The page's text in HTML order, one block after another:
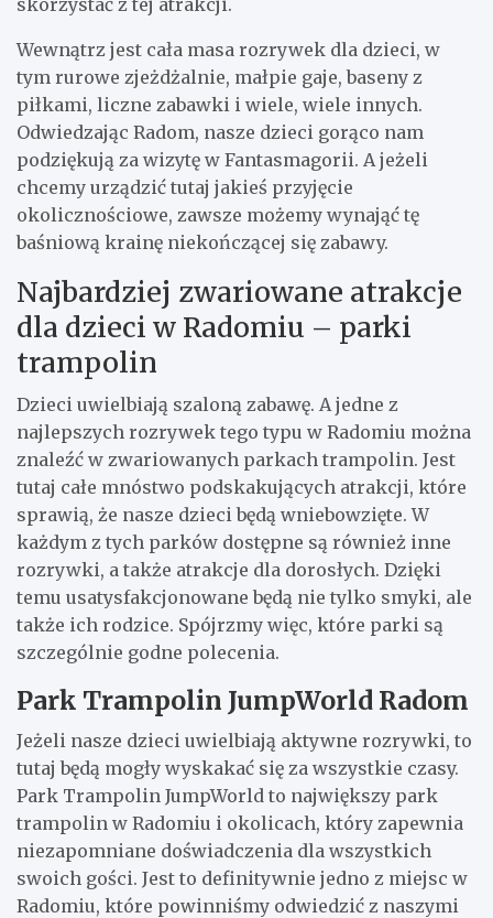
Wewnątrz jest cała masa rozrywek dla dzieci, w
tym rurowe zjeżdżalnie, małpie gaje, baseny z
piłkami, liczne zabawki i wiele, wiele innych.
Odwiedzając Radom, nasze dzieci gorąco nam
podziękują za wizytę w Fantasmagorii. A jeżeli
chcemy urządzić tutaj jakieś przyjęcie
okolicznościowe, zawsze możemy wynająć tę
baśniową krainę niekończącej się zabawy.
Najbardziej zwariowane atrakcje
dla dzieci w Radomiu – parki
trampolin
Dzieci uwielbiają szaloną zabawę. A jedne z
najlepszych rozrywek tego typu w Radomiu można
znaleźć w zwariowanych parkach trampolin. Jest
tutaj całe mnóstwo podskakujących atrakcji, które
sprawią, że nasze dzieci będą wniebowzięte. W
każdym z tych parków dostępne są również inne
rozrywki, a także atrakcje dla dorosłych. Dzięki
temu usatysfakcjonowane będą nie tylko smyki, ale
także ich rodzice. Spójrzmy więc, które parki są
szczególnie godne polecenia.
Park Trampolin JumpWorld Radom
Jeżeli nasze dzieci uwielbiają aktywne rozrywki, to
tutaj będą mogły wyskakać się za wszystkie czasy.
Park Trampolin JumpWorld to największy park
trampolin w Radomiu i okolicach, który zapewnia
niezapomniane doświadczenia dla wszystkich
swoich gości. Jest to definitywnie jedno z miejsc w
Radomiu, które powinniśmy odwiedzić z naszymi